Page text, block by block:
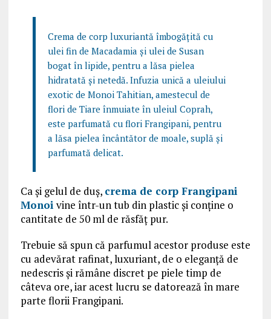
Crema de corp luxuriantă îmbogățită cu
ulei fin de Macadamia și ulei de Susan
bogat în lipide, pentru a lăsa pielea
hidratată și netedă. Infuzia unică a uleiului
exotic de Monoi Tahitian, amestecul de
flori de Tiare înmuiate în uleiul Coprah,
este parfumată cu flori Frangipani, pentru
a lăsa pielea încântător de moale, suplă și
parfumată delicat.
Ca și gelul de duș, crema de corp Frangipani
Monoi vine într-un tub din plastic și conține o
cantitate de 50 ml de răsfăț pur.
Trebuie să spun că parfumul acestor produse este
cu adevărat rafinat, luxuriant, de o eleganță de
nedescris și rămâne discret pe piele timp de
câteva ore, iar acest lucru se datorează în mare
parte florii Frangipani.